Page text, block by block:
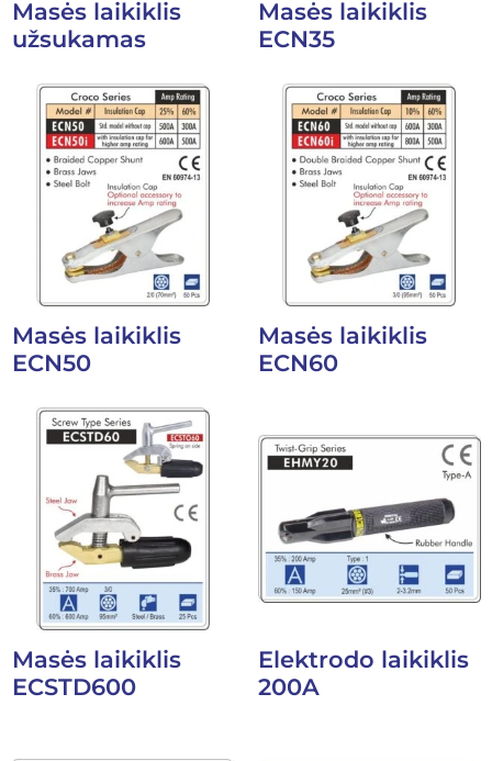
Masės laikiklis
užsukamas
Masės laikiklis
ECN35
Masės laikiklis
ECN50
Masės laikiklis
ECN60
Masės laikiklis
ECSTD600
Elektrodo laikiklis
200A